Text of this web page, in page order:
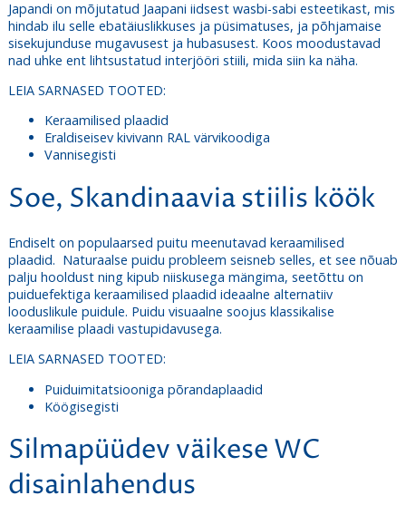
Japandi on mõjutatud Jaapani iidsest wasbi-sabi esteetikast, mis
hindab ilu selle ebatäiuslikkuses ja püsimatuses, ja põhjamaise
sisekujunduse mugavusest ja hubasusest. Koos moodustavad
nad uhke ent lihtsustatud interjööri stiili, mida siin ka näha.
LEIA SARNASED TOOTED:
Keraamilised plaadid
Eraldiseisev kivivann RAL värvikoodiga
Vannisegisti
Soe, Skandinaavia stiilis köök
Endiselt on populaarsed puitu meenutavad keraamilised
plaadid. Naturaalse puidu probleem seisneb selles, et see nõuab
palju hooldust ning kipub niiskusega mängima, seetõttu on
puiduefektiga keraamilised plaadid ideaalne alternatiiv
looduslikule puidule. Puidu visuaalne soojus klassikalise
keraamilise plaadi vastupidavusega.
LEIA SARNASED TOOTED:
Puiduimitatsiooniga põrandaplaadid
Köögisegisti
Silmapüüdev väikese WC
disainlahendus